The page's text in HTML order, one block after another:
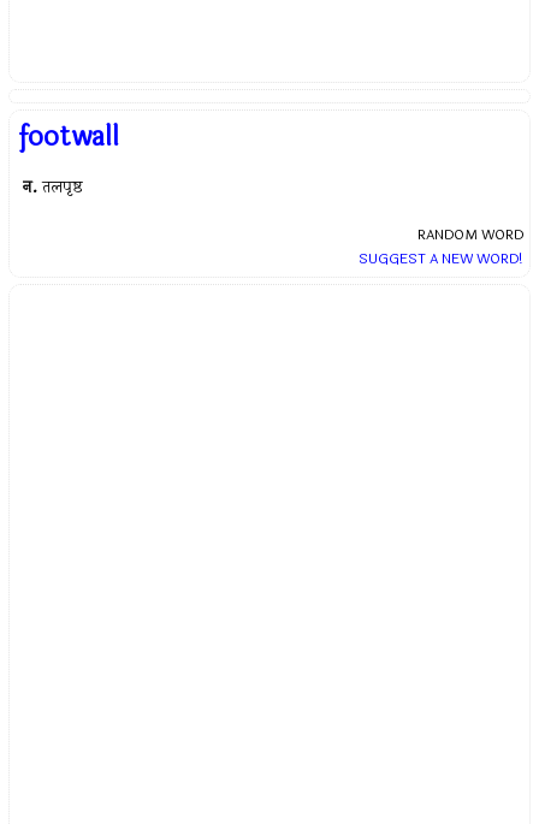
footwall
न. तलपृष्ठ
RANDOM WORD
SUGGEST A NEW WORD!